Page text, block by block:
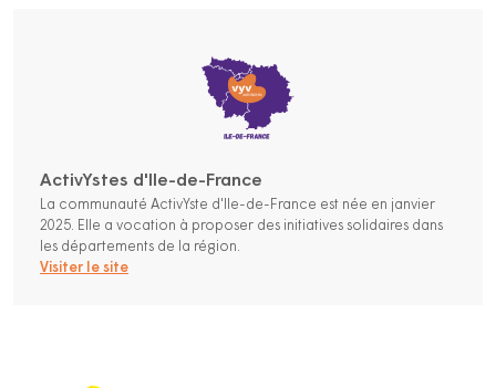
ActivYstes d'Ile-de-France
La communauté ActivYste d'Ile-de-France est née en janvier
2025. Elle a vocation à proposer des initiatives solidaires dans
les départements de la région.
Visiter le site